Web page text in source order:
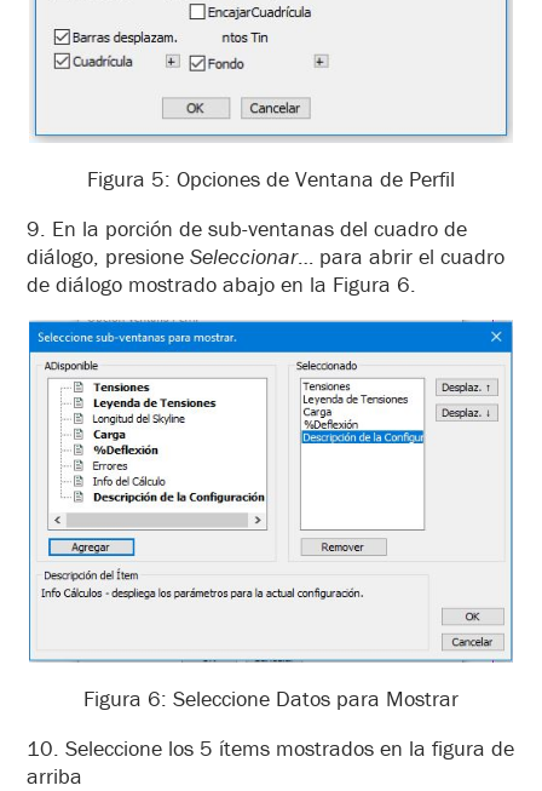
Figura 5: Opciones de Ventana de Perfil
9. En la porción de sub-ventanas del cuadro de
diálogo, presione Seleccionar… para abrir el cuadro
de diálogo mostrado abajo en la Figura 6.
Figura 6: Seleccione Datos para Mostrar
10. Seleccione los 5 ítems mostrados en la figura de
arriba